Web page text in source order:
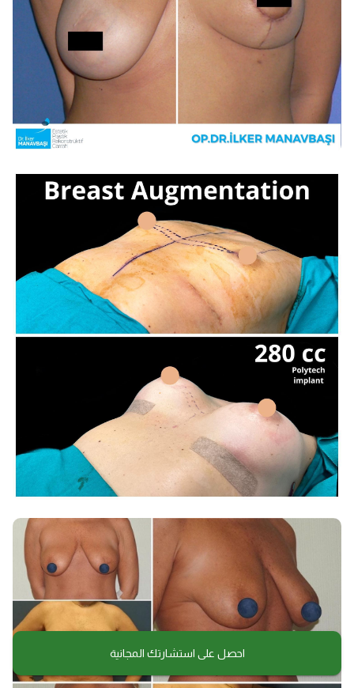
احصل على استشارتك المجانية